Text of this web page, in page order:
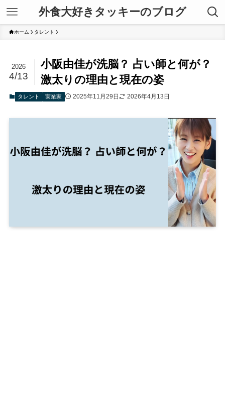
外食大好きタッキーのブログ
ホーム タレント
小阪由佳が洗脳？ 占い師と何が？
激太りの理由と現在の姿
2026
4/13
タレント 実業家 2025年11月29日 2026年4月13日